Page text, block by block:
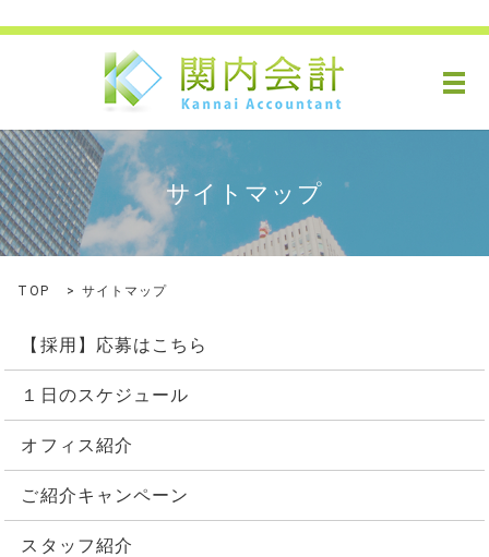
メ
サイトマップ
TOP サイトマップ
【採用】応募はこちら
１日のスケジュール
オフィス紹介
ご紹介キャンペーン
スタッフ紹介